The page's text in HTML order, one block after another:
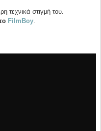
τεχνικά στιγμή του.
FilmBoy.